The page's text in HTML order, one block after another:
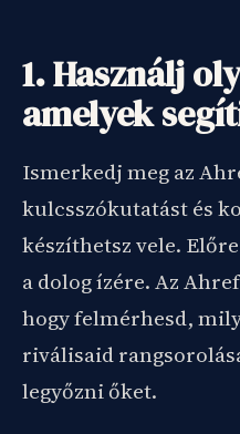
1. Használj
amelyek
Ismerkedj meg az
kulcsszókutatást és
készíthetsz vele.
a dolog ízére. Az
hogy felmérhesd,
riválisaid
legyőzni őket.